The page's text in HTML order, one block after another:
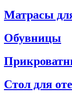
Матрасы
Обувницы
Стол для